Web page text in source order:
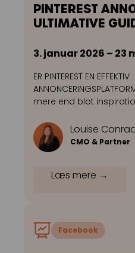
PINTEREST
ULTIMATIVE
3. januar 2026 – 23
ER PINTEREST EN EFFEKTIV
mere end blot
Louise
CMO & Partner
Læs mere →
Facebook